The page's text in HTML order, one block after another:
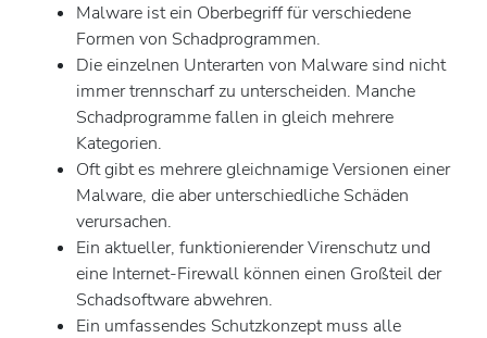
Malware ist ein Oberbegriff für verschiedene
Formen von Schadprogrammen.
Die einzelnen Unterarten von Malware sind nicht
immer trennscharf zu unterscheiden. Manche
Schadprogramme fallen in gleich mehrere
Kategorien.
Oft gibt es mehrere gleichnamige Versionen einer
Malware, die aber unterschiedliche Schäden
verursachen.
Ein aktueller, funktionierender Virenschutz und
eine Internet-Firewall können einen Großteil der
Schadsoftware abwehren.
Ein umfassendes Schutzkonzept muss alle